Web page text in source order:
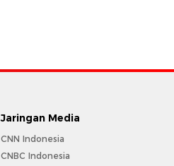
Jaringan Media
CNN Indonesia
CNBC Indonesia